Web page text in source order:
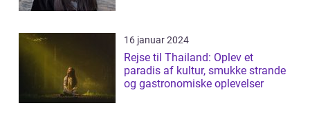
16 januar 2024
Rejse til Thailand: Oplev et
paradis af kultur, smukke strande
og gastronomiske oplevelser